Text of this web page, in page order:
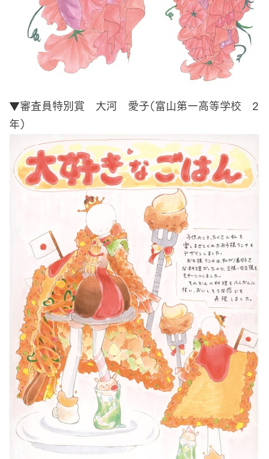
▼審査員特別賞 大河 愛子（富山第一高等学校 2
年）